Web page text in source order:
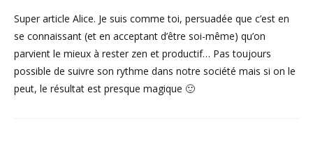
Super article Alice. Je suis comme toi, persuadée que c’est en
se connaissant (et en acceptant d’être soi-même) qu’on
parvient le mieux à rester zen et productif… Pas toujours
possible de suivre son rythme dans notre société mais si on le
peut, le résultat est presque magique 🙂